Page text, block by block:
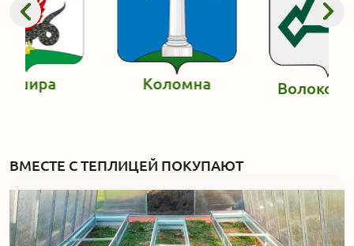
Коломна
ВМЕСТЕ С ТЕПЛИЦЕЙ ПОКУПАЮТ